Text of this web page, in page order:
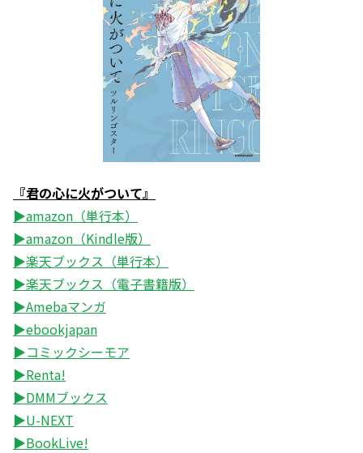
『君の心に火がついて』
▶amazon（単行本）
▶amazon（Kindle版）
▶楽天ブックス（単行本）
▶楽天ブックス（電子書籍版）
▶Amebaマンガ
▶ebookjapan
▶コミックシーモア
▶Renta!
▶DMMブックス
▶U-NEXT
▶BookLive!